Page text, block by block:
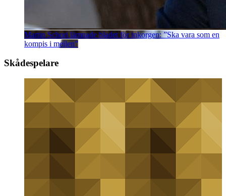
Martin Schori lämnade bladet för inkorgen: ”Ska vara som en
kompis i mejlen”
Skådespelare